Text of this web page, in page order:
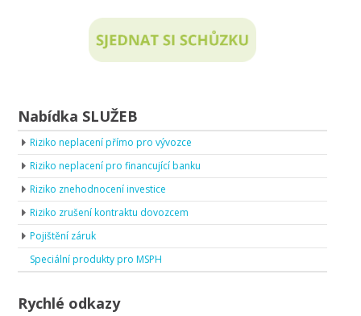
Nabídka SLUŽEB
Riziko neplacení přímo pro vývozce
Riziko neplacení pro financující banku
Riziko znehodnocení investice
Riziko zrušení kontraktu dovozcem
Pojištění záruk
Speciální produkty pro MSPH
Rychlé odkazy